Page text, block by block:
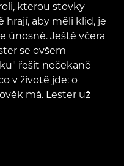
kterou stovky
aby měli klid, je
únosné. Ještě včera
se ovšem
řešit nečekaně
v životě jde: o
má. Lester už